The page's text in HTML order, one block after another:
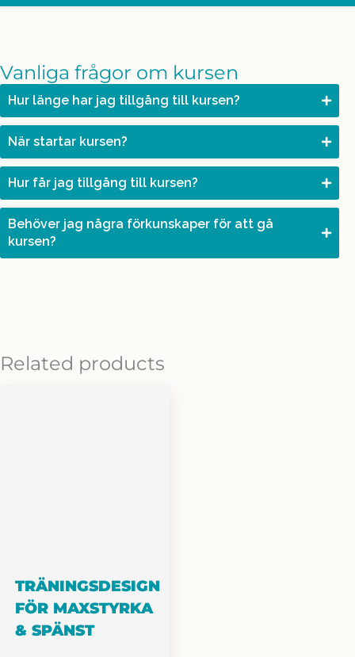
Vanliga frågor om kursen
Hur länge har jag tillgång till kursen?
När startar kursen?
Hur får jag tillgång till kursen?
Behöver jag några förkunskaper för att gå
kursen?
Related products
TRÄNINGSDESIGN
FÖR MAXSTYRKA
& SPÄNST